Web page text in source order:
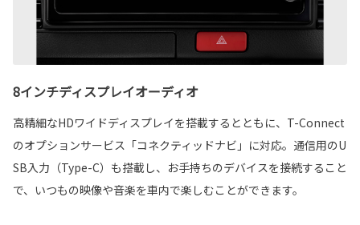
8インチディスプレイオーディオ
高精細なHDワイドディスプレイを搭載するとともに、T-Connect
のオプションサービス「コネクティッドナビ」に対応。通信用のU
SB入力（Type-C）も搭載し、お手持ちのデバイスを接続すること
で、いつもの映像や音楽を車内で楽しむことができます。